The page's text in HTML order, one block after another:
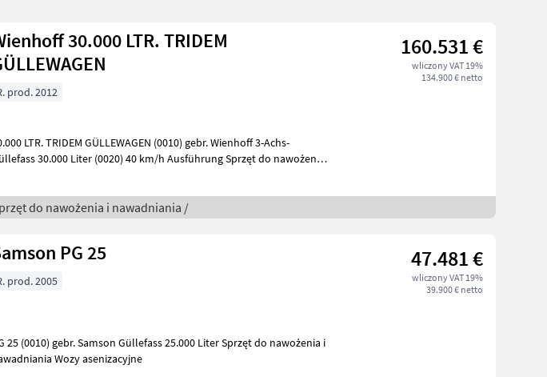
30.000 LTR. TRIDEM
160.531 €
wliczony VAT 19%
134.900 € netto
prod. 2012
LTR. TRIDEM GÜLLEWAGEN (0010) gebr. Wienhoff 3-Achs-
30.000 Liter (0020) 40 km/h Ausführung Sprzęt do nawożenia
do nawożenia i nawadniania /
PG 25 47.481 €
wliczony VAT 19%
39.900 € netto
prod. 2005
25 (0010) gebr. Samson Güllefass 25.000 Liter Sprzęt do nawożenia i
Wozy asenizacyjne